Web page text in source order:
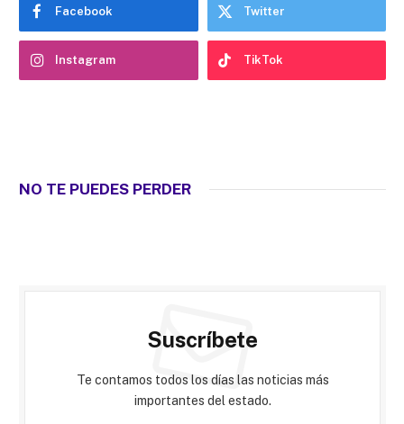
Facebook Twitter
Instagram TikTok
NO TE PUEDES PERDER
Suscríbete
Te contamos todos los días las noticias más
importantes del estado.